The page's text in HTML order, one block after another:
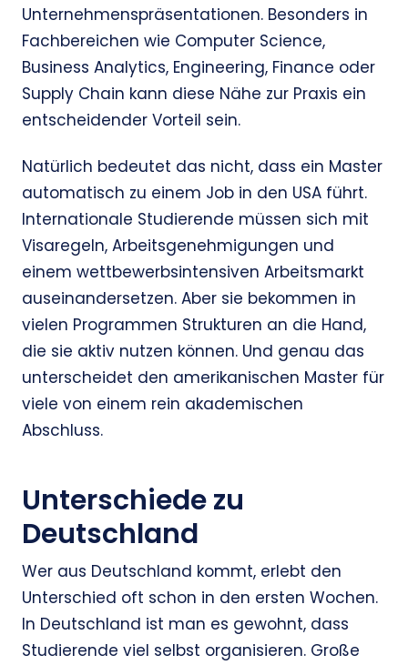
Unternehmenspräsentationen. Besonders in
Fachbereichen wie Computer Science,
Business Analytics, Engineering, Finance oder
Supply Chain kann diese Nähe zur Praxis ein
entscheidender Vorteil sein.
Natürlich bedeutet das nicht, dass ein Master
automatisch zu einem Job in den USA führt.
Internationale Studierende müssen sich mit
Visaregeln, Arbeitsgenehmigungen und
einem wettbewerbsintensiven Arbeitsmarkt
auseinandersetzen. Aber sie bekommen in
vielen Programmen Strukturen an die Hand,
die sie aktiv nutzen können. Und genau das
unterscheidet den amerikanischen Master für
viele von einem rein akademischen
Abschluss.
Unterschiede zu
Deutschland
Wer aus Deutschland kommt, erlebt den
Unterschied oft schon in den ersten Wochen.
In Deutschland ist man es gewohnt, dass
Studierende viel selbst organisieren. Große